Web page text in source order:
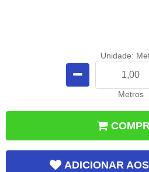
Unidade:
Metros
ADICIONAR